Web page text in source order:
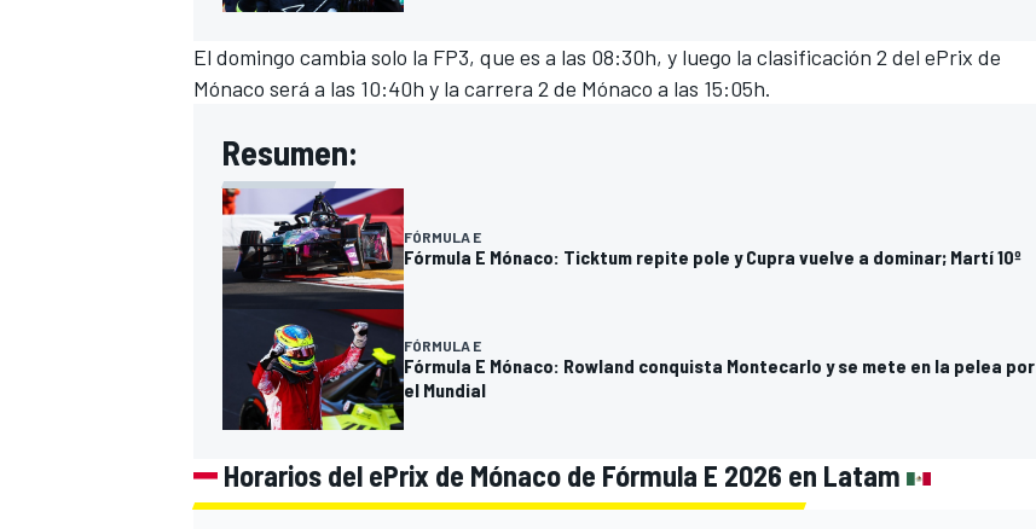
El domingo cambia solo la FP3, que es a las 08:30h, y luego la clasificación 2 del ePrix de
Mónaco será a las 10:40h y la carrera 2 de Mónaco a las 15:05h.
Resumen:
FÓRMULA E
Fórmula E Mónaco: Ticktum repite pole y Cupra vuelve a dominar; Martí 10º
FÓRMULA E
Fórmula E Mónaco: Rowland conquista Montecarlo y se mete en la pelea por
el Mundial
Horarios del ePrix de Mónaco de Fórmula E 2026 en Latam